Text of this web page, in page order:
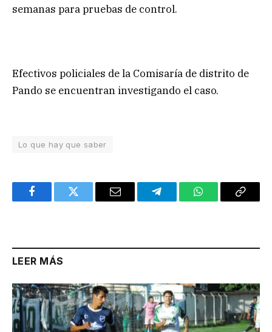
semanas para pruebas de control.
Efectivos policiales de la Comisaría de distrito de
Pando se encuentran investigando el caso.
Lo que hay que saber
FacebookTwitter Email TelegramWhatsAppCopy
LEER MÁS